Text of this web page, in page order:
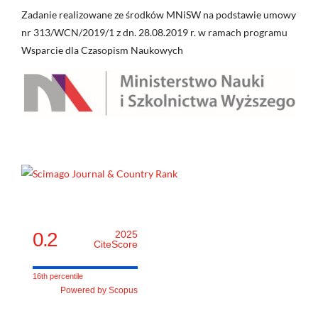
Zadanie realizowane ze środków MNiSW na podstawie umowy
nr 313/WCN/2019/1 z dn. 28.08.2019 r. w ramach programu
Wsparcie dla Czasopism Naukowych
0.2
2025
CiteScore
16th percentile
Powered by Scopus